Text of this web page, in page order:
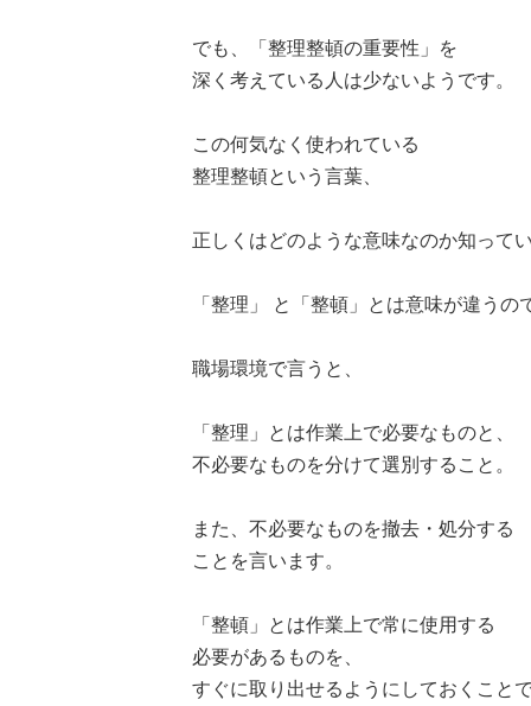
でも、「整理整頓の重要性」を
深く考えている人は少ないようです。
この何気なく使われている
整理整頓という言葉、
正しくはどのような意味なのか知って
「整理」 と「整頓」とは意味が違うの
職場環境で言うと、
「整理」とは作業上で必要なものと、
不必要なものを分けて選別すること。
また、不必要なものを撤去・処分する
ことを言います。
「整頓」とは作業上で常に使用する
必要があるものを、
すぐに取り出せるようにしておくことで